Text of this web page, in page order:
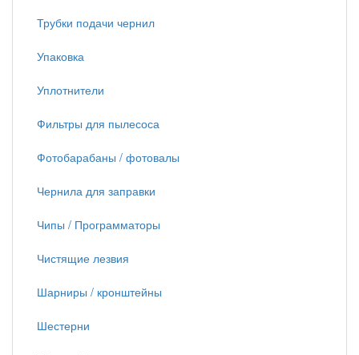
Трубки подачи чернил
Упаковка
Уплотнители
Фильтры для пылесоса
Фотобарабаны / фотовалы
Чернила для заправки
Чипы / Программаторы
Чистящие лезвия
Шарниры / кронштейны
Шестерни